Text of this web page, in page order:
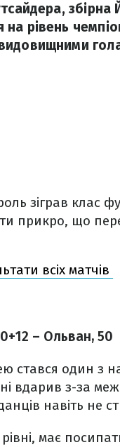
збірна
рівень
зіграв клас
прикро, що
всіх матчів
– Ольван, 50
стався один з
вдарив з-за
навіть не
має